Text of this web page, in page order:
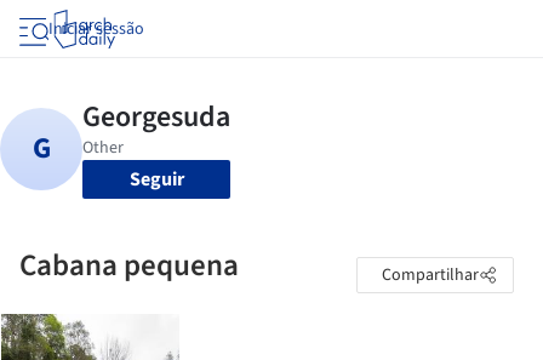
Iniciar sessão
Seguir
Cabana pequena Compartilhar